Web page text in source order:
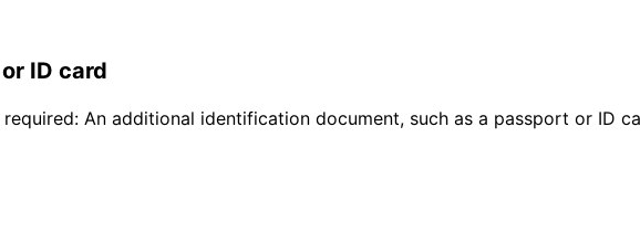
ID card
An additional identification document, such as a passport or ID